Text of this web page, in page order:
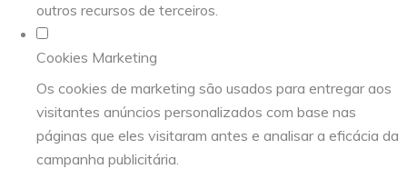
outros recursos de terceiros.
Cookies Marketing
Os cookies de marketing são usados para entregar aos
visitantes anúncios personalizados com base nas
páginas que eles visitaram antes e analisar a eficácia da
campanha publicitária.